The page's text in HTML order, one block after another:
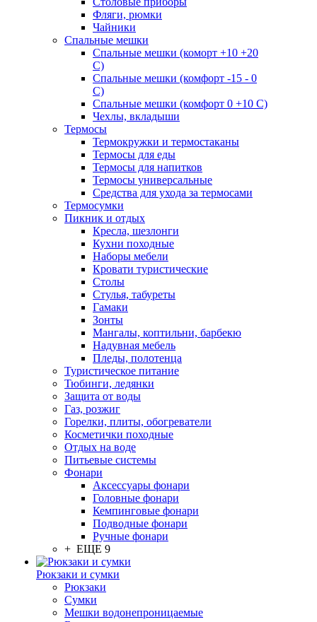
Фляги, рюмки
Чайники
Спальные мешки
Спальные мешки (коморт +10 +20
С)
Спальные мешки (комфорт -15 - 0
С)
Спальные мешки (комфорт 0 +10 С)
Чехлы, вкладыши
Термосы
Термокружки и термостаканы
Термосы для еды
Термосы для напитков
Термосы универсальные
Средства для ухода за термосами
Термосумки
Пикник и отдых
Кресла, шезлонги
Кухни походные
Наборы мебели
Кровати туристические
Столы
Стулья, табуреты
Гамаки
Зонты
Мангалы, коптильни, барбекю
Надувная мебель
Пледы, полотенца
Туристическое питание
Тюбинги, ледянки
Защита от воды
Газ, розжиг
Горелки, плиты, обогреватели
Косметички походные
Отдых на воде
Питьевые системы
Фонари
Аксессуары фонари
Головные фонари
Кемпинговые фонари
Подводные фонари
Ручные фонари
+ ЕЩЕ 9
Рюкзаки и сумки
Рюкзаки
Сумки
Мешки водонепроницаемые